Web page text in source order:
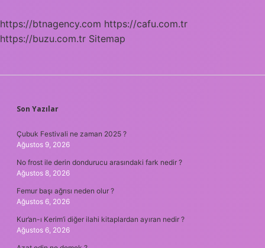
https://btnagency.com https://cafu.com.tr
https://buzu.com.tr Sitemap
SIDEBAR
Son Yazılar
Çubuk Festivali ne zaman 2025 ?
Ağustos 9, 2026
No frost ile derin dondurucu arasındaki fark nedir ?
Ağustos 8, 2026
Femur başı ağrısı neden olur ?
Ağustos 6, 2026
Kur’an-ı Kerim’i diğer ilahi kitaplardan ayıran nedir ?
Ağustos 6, 2026